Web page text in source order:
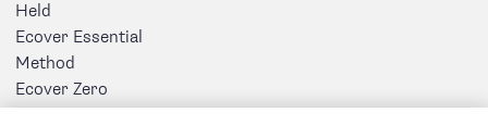
Held
Ecover Essential
Method
Ecover Zero